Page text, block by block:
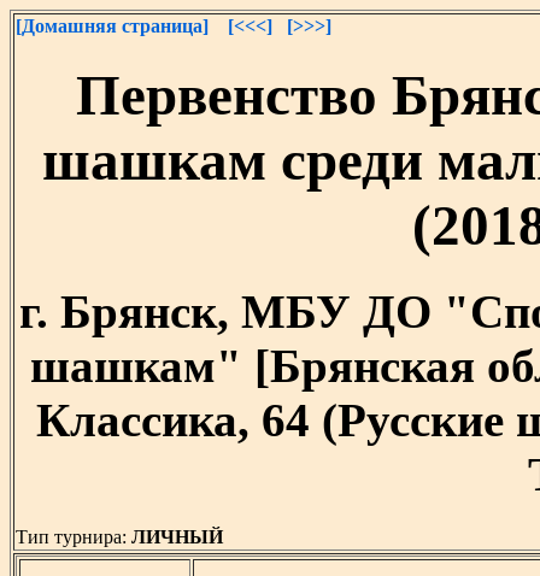
[Домашняя страница] [<<<] [>>>]
Первенство
шашкам среди
г. Брянск, МБУ ДО
шашкам" [Брянская
Классика, 64
Тип турнира: ЛИЧНЫЙ